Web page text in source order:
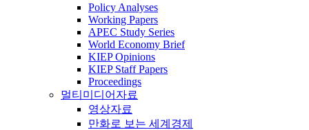
Policy Analyses
Working Papers
APEC Study Series
World Economy Brief
KIEP Opinions
KIEP Staff Papers
Proceedings
멀티미디어자료
영상자료
만화로 보는 세계경제